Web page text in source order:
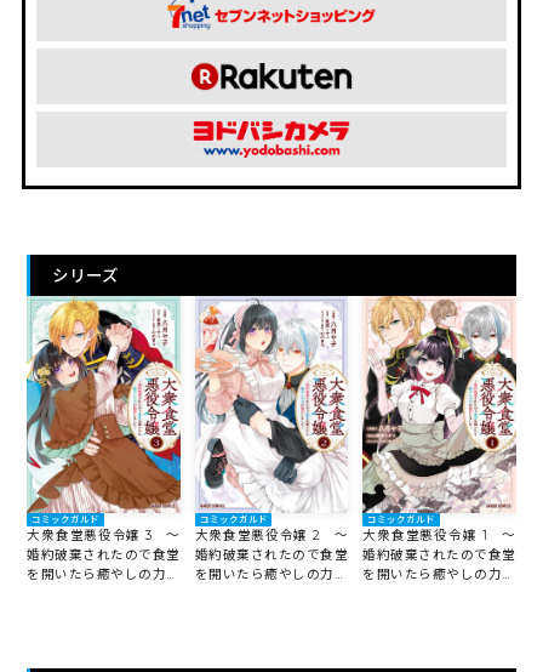
シリーズ
コミックガルド
大衆食堂悪役令嬢 3 ～
婚約破棄されたので食堂
を開いたら癒やしの力が
コミックガルド
大衆食堂悪役令嬢 2 ～
婚約破棄されたので食堂
を開いたら癒やしの力が
コミックガルド
大衆食堂悪役令嬢 1 ～
婚約破棄されたので食堂
を開いたら癒やしの力が